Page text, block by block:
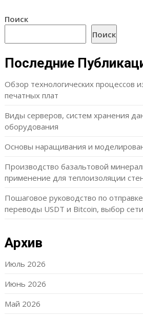
Поиск
Поиск
Последние
Обзор технологических процессов
печатных плат
Виды серверов, систем хранения
оборудования
Основы наращивания и
Производство базальтовой
применение для теплоизоляции
Пошаговое руководство по
переводы USDT и Bitcoin, выбор
Архив
Июль 2026
Июнь 2026
Май 2026